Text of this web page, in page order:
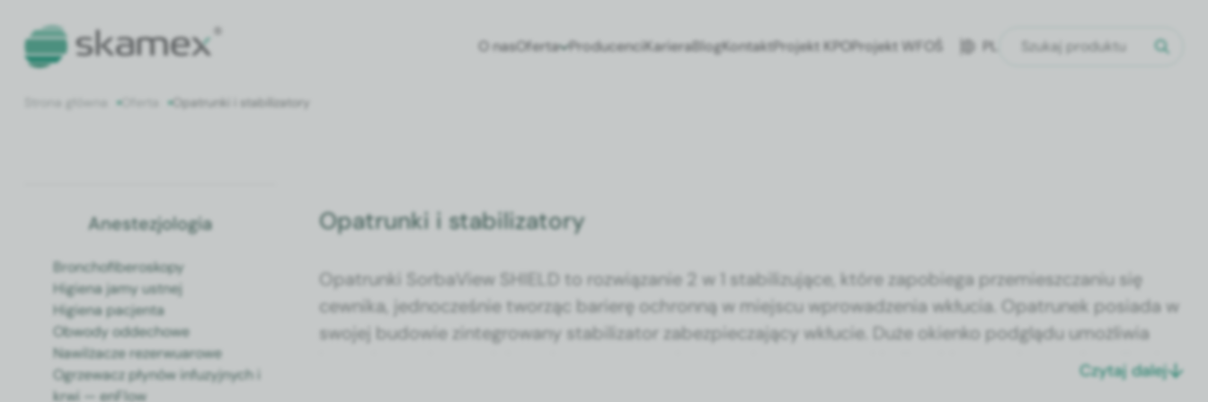
O nasOferta ProducenciKarieraBlogKontaktProjekt KPOProjekt WFOŚ PL
Oferta Opatrunki i stabilizatory
Anestezjologia
Bronchofiberoskopy
Higiena jamy ustnej
Higiena pacjenta
Obwody oddechowe
Nawilżacze rezerwuarowe
Ogrzewacz płynów infuzyjnych i
krwi — enFlow
Opatrunki i stabilizatory
Opa­trun­ki Sor­baView SHIELD to rozwiązanie 2 w 1 sta­bi­lizu­jące, które zapo­b­ie­ga przemieszcza­niu się
cewni­ka, jed­nocześnie tworząc bari­erę ochron­ną w miejs­cu wprowadzenia wkłu­cia. Opa­trunek posi­a­da w
swo­jej budowie zin­te­growany sta­bi­liza­tor zabez­piecza­ją­cy wkłu­cie. Duże okienko podglą­du umożli­wia
kon­trolę wzrokową miejs­ca dostępu naczyniowego, zin­te­growana wkład­ka chłon­na odprowadza wilgoć.
SHIELD posi­a­da dodatkowy ele­ment – „spo­den­ki” zapew­ni­a­ją­cy jeszcze
Czytaj dalej